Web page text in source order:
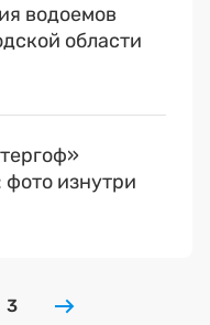
водоемов
области
изнутри
3